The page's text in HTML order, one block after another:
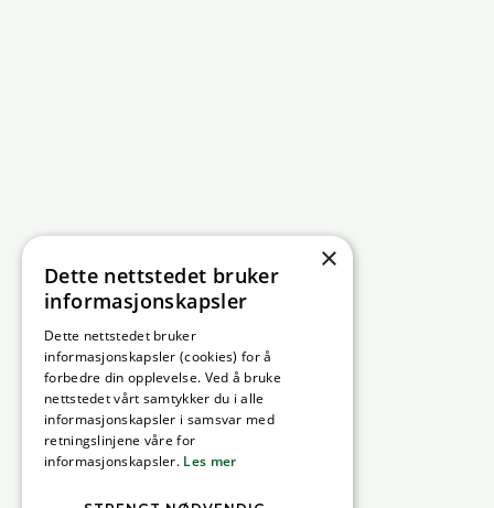
×
Dette nettstedet bruker
informasjonskapsler
Dette nettstedet bruker
informasjonskapsler (cookies) for å
forbedre din opplevelse. Ved å bruke
nettstedet vårt samtykker du i alle
informasjonskapsler i samsvar med
retningslinjene våre for
informasjonskapsler. Les mer